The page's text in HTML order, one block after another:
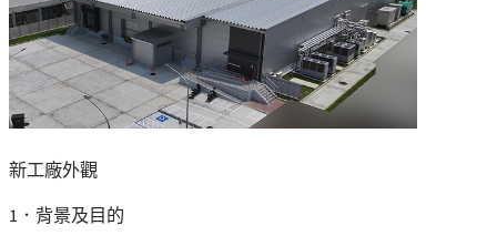
新工廠外觀
1．背景及目的